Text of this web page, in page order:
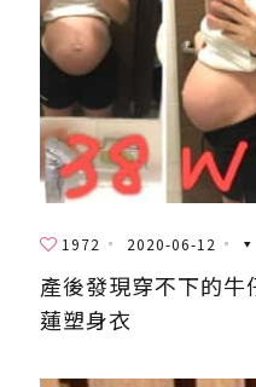
1972 2020-06-12
產後發現穿不下的牛
蓮塑身衣